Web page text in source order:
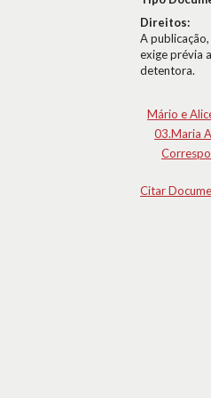
Direitos:
A
exige prévia
detentora.
Mário e
03.Maria
Citar